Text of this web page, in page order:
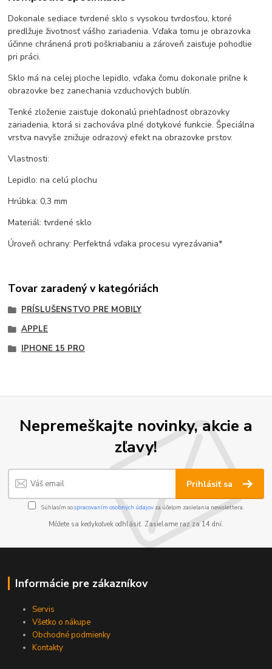
Dokonale sediace tvrdené sklo s vysokou tvrdosťou, ktoré
predlžuje životnosť vášho zariadenia. Vďaka tomu je obrazovka
účinne chránená proti poškriabaniu a zároveň zaisťuje pohodlie
pri práci.
Sklo má na celej ploche lepidlo, vďaka čomu dokonale priľne k
obrazovke bez zanechania vzduchových bublín.
Tenké zloženie zaisťuje dokonalú priehľadnosť obrazovky
zariadenia, ktorá si zachováva plné dotykové funkcie. Špeciálna
vrstva navyše znižuje odrazový efekt na obrazovke prstov.
Vlastnosti:
Lepidlo: na celú plochu
Hrúbka: 0,3 mm
Materiál: tvrdené sklo
Úroveň ochrany: Perfektná vďaka procesu vyrezávania*
Tovar zaradený v kategóriách
PRÍSLUŠENSTVO PRE MOBILY
APPLE
IPHONE 15 PRO
Nepremeškajte novinky, akcie a
zľavy!
Prihlásiť sa
Súhlasím sospracovaním osobných údajov za účelom zasielania newslettera.
Môžete sa kedykoľvek odhlásiť. Zasielame raz za 14 dní.
Informácie pre zákazníkov
Servis
Všetko o nákupe
Obchodné podmienky
Kontakty